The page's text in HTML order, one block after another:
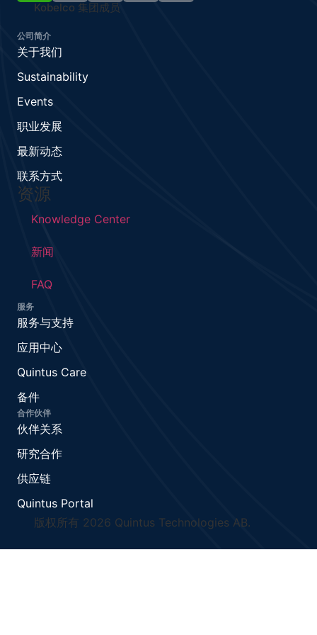
Kobelco 集团成员
公司简介
关于我们
Sustainability
Events
职业发展
最新动态
联系方式
资源
Knowledge Center
新闻
FAQ
服务
服务与支持
应用中心
Quintus Care
备件
合作伙伴
伙伴关系
研究合作
供应链
Quintus Portal
版权所有 2026 Quintus Technologies AB.